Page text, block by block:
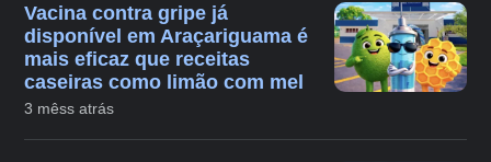
Vacina contra gripe já
disponível em Araçariguama é
mais eficaz que receitas
caseiras como limão com mel
3 mêss atrás